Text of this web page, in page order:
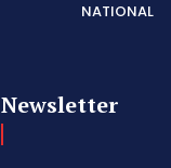
NATIONAL
Newsletter